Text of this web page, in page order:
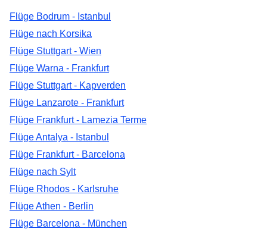
Flüge Bodrum - Istanbul
Flüge nach Korsika
Flüge Stuttgart - Wien
Flüge Warna - Frankfurt
Flüge Stuttgart - Kapverden
Flüge Lanzarote - Frankfurt
Flüge Frankfurt - Lamezia Terme
Flüge Antalya - Istanbul
Flüge Frankfurt - Barcelona
Flüge nach Sylt
Flüge Rhodos - Karlsruhe
Flüge Athen - Berlin
Flüge Barcelona - München